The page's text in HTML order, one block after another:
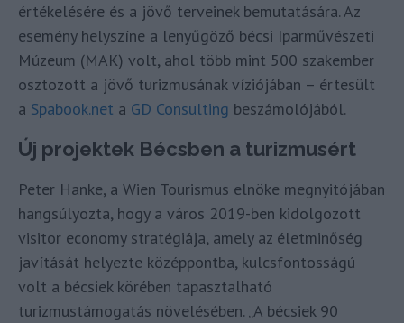
értékelésére és a jövő terveinek bemutatására. Az
esemény helyszíne a lenyűgöző bécsi Iparművészeti
Múzeum (MAK) volt, ahol több mint 500 szakember
osztozott a jövő turizmusának víziójában – értesült
a Spabook.net a GD Consulting beszámolójából.
Új projektek Bécsben a turizmusért
Peter Hanke, a Wien Tourismus elnöke megnyitójában
hangsúlyozta, hogy a város 2019-ben kidolgozott
visitor economy stratégiája, amely az életminőség
javítását helyezte középpontba, kulcsfontosságú
volt a bécsiek körében tapasztalható
turizmustámogatás növelésében. „A bécsiek 90